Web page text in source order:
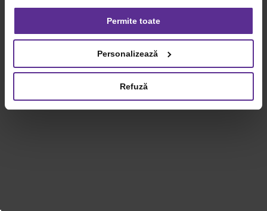
consimțământul oricând, făcând click pe linkul către
setările dvs. de cookie-uri.
privind utilizarea modulelor cookie.Detalii
Permite toate
Personalizează
Refuză